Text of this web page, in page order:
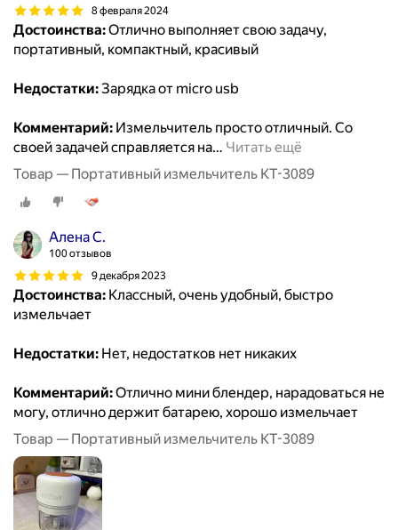
8 февраля 2024
Достоинства:Отлично выполняет свою задачу,
портативный, компактный, красивый
Недостатки:Зарядка от micro usb
Комментарий: Измельчитель просто отличный. Со
своей задачей справляется на… Читать ещё
Товар — Портативный измельчитель КТ-3089
Алена С.
100 отзывов
9 декабря 2023
Достоинства: Классный, очень удобный, быстро
измельчает
Недостатки: Нет, недостатков нет никаких
Комментарий:Отлично мини блендер, нарадоваться не
могу, отлично держит батарею, хорошо измельчает
Товар — Портативный измельчитель КТ-3089